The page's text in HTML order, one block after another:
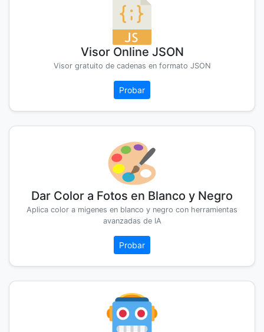
Visor Online JSON
Visor gratuito de cadenas en formato JSON
Probar
Dar Color a Fotos en Blanco y Negro
Aplica color a migenes en blanco y negro con herramientas
avanzadas de IA
Probar